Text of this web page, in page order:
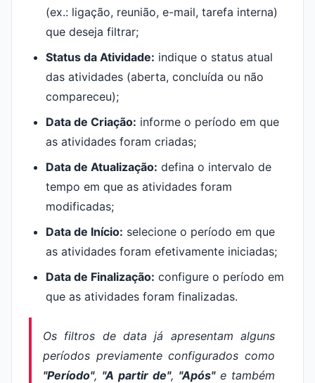
(ex.: ligação, reunião, e-mail, tarefa interna)
que deseja filtrar;
Status da Atividade: indique o status atual
das atividades (aberta, concluída ou não
compareceu);
Data de Criação: informe o período em que
as atividades foram criadas;
Data de Atualização: defina o intervalo de
tempo em que as atividades foram
modificadas;
Data de Início: selecione o período em que
as atividades foram efetivamente iniciadas;
Data de Finalização: configure o período em
que as atividades foram finalizadas.
Os filtros de data já apresentam alguns
períodos previamente configurados como
"Período", "A partir de", "Após"e também